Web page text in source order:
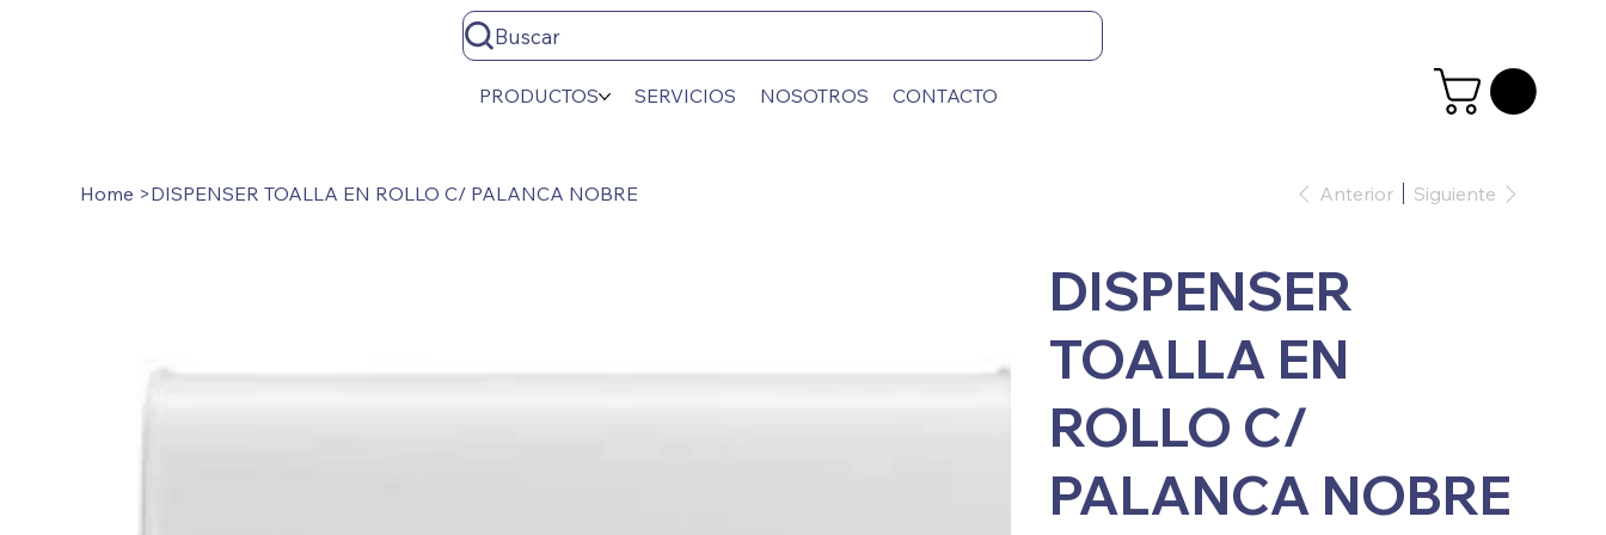
Buscar
PRODUCTOS SERVICIOS NOSOTROS CONTACTO
Home >DISPENSER TOALLA EN ROLLO C/ PALANCA NOBRE Anterior Siguiente
DISPENSER
TOALLA EN
ROLLO C/
PALANCA NOBRE